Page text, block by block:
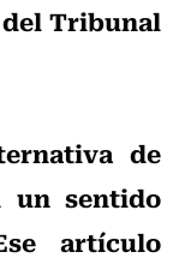
Tribunal
de
un sentido
artículo